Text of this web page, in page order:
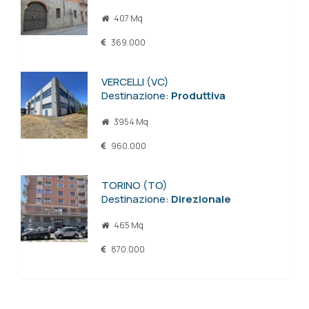
407 Mq
369.000
VERCELLI (VC)
Destinazione: Produttiva
3954 Mq
960.000
TORINO (TO)
Destinazione: Direzionale
465 Mq
870.000